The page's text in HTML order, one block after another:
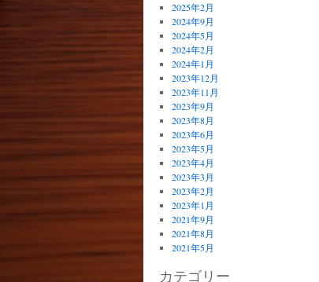
2025年2月
2024年9月
2024年5月
2024年2月
2024年1月
2023年12月
2023年11月
2023年9月
2023年8月
2023年6月
2023年5月
2023年4月
2023年3月
2023年2月
2023年1月
2021年9月
2021年8月
2021年5月
カテゴリー